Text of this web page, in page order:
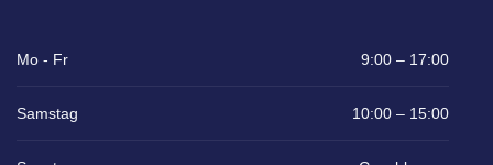
Mo - Fr 9:00 – 17:00
Samstag 10:00 – 15:00